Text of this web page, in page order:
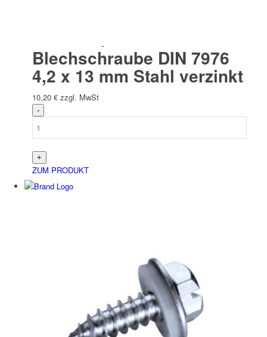
Blechschraube DIN 7976
4,2 x 13 mm Stahl verzinkt
10,20 € zzgl. MwSt
ZUM PRODUKT